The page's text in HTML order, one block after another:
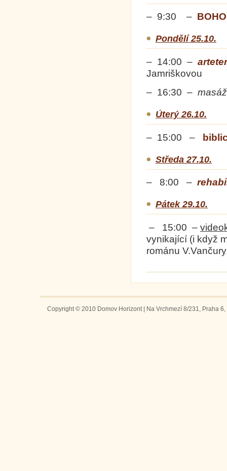
– 9:30 –
Pondělí 25.10.
– 14:00 –
Jamriškovou
– 16:30 –
Úterý 26.10.
– 15:00 –
Středa 27.10.
– 8:00 –
Pátek 29.10.
– 15:00 –
vynikající (i když
románu
Copyright © 2010 Domov Horizont | Na Vrchmezí 8/231, Praha